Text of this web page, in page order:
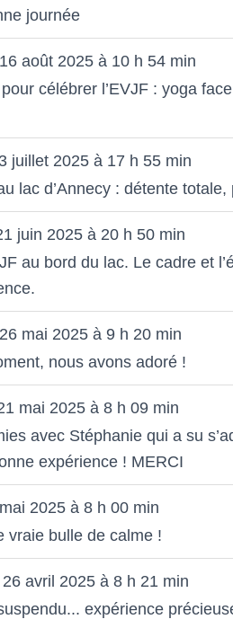
journée
16 août 2025 à 10 h 54 min
célébrer l’EVJF : yoga
juillet 2025 à 17 h 55 min
lac d’Annecy : détente
juin 2025 à 20 h 50 min
au bord du lac. Le cadre et
26 mai 2025 à 9 h 20 min
nous avons adoré !
mai 2025 à 8 h 09 min
avec Stéphanie qui a su
expérience ! MERCI
2025 à 8 h 00 min
vraie bulle de calme !
26 avril 2025 à 8 h 21 min
expérience